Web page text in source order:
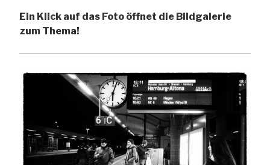
Ein Klick auf das Foto öffnet die Bildgalerie
zum Thema!